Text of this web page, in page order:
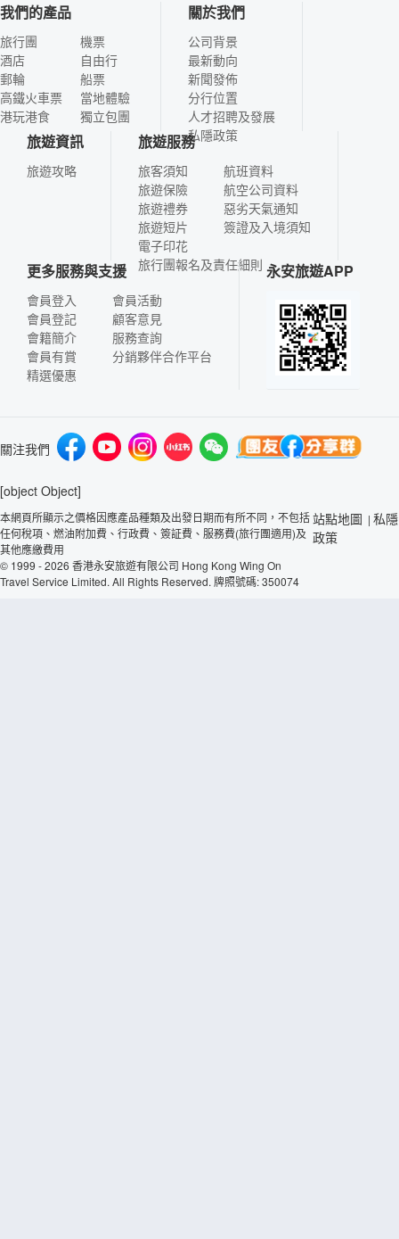
我們的產品
旅行團
酒店
郵輪
高鐵火車票
港玩港食
機票
自由行
船票
當地體驗
獨立包團
關於我們
公司背景
最新動向
新聞發佈
分行位置
人才招聘及發展
私隱政策
旅遊資訊
旅遊攻略
旅遊服務
旅客須知
旅遊保險
旅遊禮券
旅遊短片
電子印花
航班資料
航空公司資料
惡劣天氣通知
簽證及入境須知
旅行團報名及責任細則
更多服務與支援
會員登入
會員登記
會籍簡介
會員有賞
精選優惠
會員活動
顧客意見
服務查詢
分銷夥伴合作平台
永安旅遊APP
關注我們
[object Object]
本網頁所顯示之價格因應產品種類及出發日期而有所不同，不包括
任何稅項、燃油附加費、行政費、簽証費、服務費(旅行團適用)及
其他應繳費用
© 1999 - 2026 香港永安旅遊有限公司 Hong Kong Wing On
Travel Service Limited. All Rights Reserved. 牌照號碼: 350074
站點地圖 | 私隱
政策